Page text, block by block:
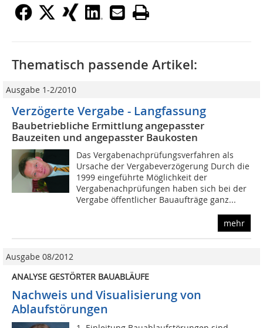
Thematisch passende Artikel:
Ausgabe 1-2/2010
Verzögerte Vergabe - Langfassung
Baubetriebliche Ermittlung angepasster
Bauzeiten und angepasster Baukosten
Das Vergabenachprüfungsverfahren als
Ursache der Vergabeverzögerung Durch die
1999 eingeführte Möglichkeit der
Vergabenachprüfungen haben sich bei der
Vergabe öffentlicher Bauaufträge ganz...
mehr
Ausgabe 08/2012
ANALYSE GESTÖRTER BAUABLÄUFE
Nachweis und Visualisierung von
Ablaufstörungen